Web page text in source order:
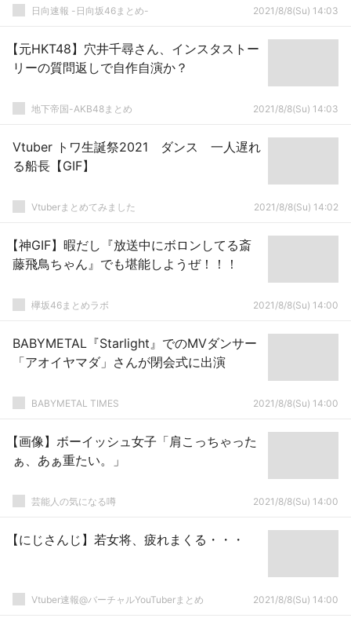
日向速報 -日向坂46まとめ- 2021/8/8(Su) 14:03
【元HKT48】穴井千尋さん、インスタストー
リーの質問返しで自作自演か？
地下帝国-AKB48まとめ 2021/8/8(Su) 14:03
Vtuber トワ生誕祭2021 ダンス 一人遅れ
る船長【GIF】
Vtuberまとめてみました 2021/8/8(Su) 14:02
【神GIF】暇だし『放送中にボロンしてる斎
藤飛鳥ちゃん』でも堪能しようぜ！！！
欅坂46まとめラボ 2021/8/8(Su) 14:00
BABYMETAL『Starlight』でのMVダンサー
「アオイヤマダ」さんが閉会式に出演
BABYMETAL TIMES 2021/8/8(Su) 14:00
【画像】ボーイッシュ女子「肩こっちゃった
ぁ、あぁ重たい。」
芸能人の気になる噂 2021/8/8(Su) 14:00
【にじさんじ】若女将、疲れまくる・・・
Vtuber速報@バーチャルYouTuberまとめ 2021/8/8(Su) 14:00